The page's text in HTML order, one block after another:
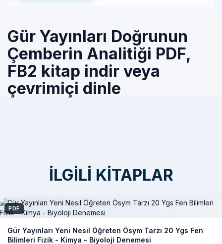
Gür Yayınları Doğrunun
Çemberin Analitiği PDF,
FB2 kitap indir veya
çevrimiçi dinle
İLGILI KITAPLAR
PDF
Gür Yayınları Yeni Nesil Öğreten Ösym Tarzı 20 Ygs Fen
Bilimleri Fizik - Kimya - Biyoloji Denemesi